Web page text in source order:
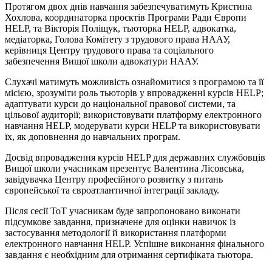
Протягом двох днів навчання забезпечуватимуть Кристина
Хохлова, координаторка проєктів Програми Ради Європи
HELP, та Вікторія Поліщук, тьюторка HELP, адвокатка,
медіаторка, Голова Комітету з трудового права НААУ,
керівниця Центру трудового права та соціального
забезпечення Вищої школи адвокатури НААУ.
Слухачі матимуть можливість ознайомитися з програмою та її
місією, зрозуміти роль тьюторів у впровадженні курсів HELP;
адаптувати курси до національної правової системи, та
цільової аудиторії; використовувати платформу електронного
навчання HELP, модерувати курси HELP та використовувати
їх, як доповнення до навчальних програм.
Досвід впровадження курсів HELP для державних службовців
Вищої школи учасникам презентує Валентина Лісовська,
завідувачка Центру професійного розвитку з питань
європейської та євроатлантичної інтеграції закладу.
Після сесії ToT учасникам буде запропоновано виконати
підсумкове завдання, призначене для оцінки навичок із
застосування методології й використання платформи
електронного навчання HELP. Успішне виконання фінального
завдання є необхідним для отримання сертифіката тьютора.